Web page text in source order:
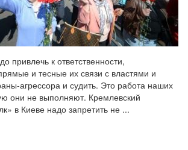
привлечь к ответственности,
и тесные их связи с властями и
агрессора и судить. Это работа наших
они не выполняют. Кремлевский
в Киеве надо запретить не ...